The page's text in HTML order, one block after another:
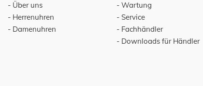
Über uns
Herrenuhren
Damenuhren
Wartung
Service
Fachhändler
Downloads für Händler